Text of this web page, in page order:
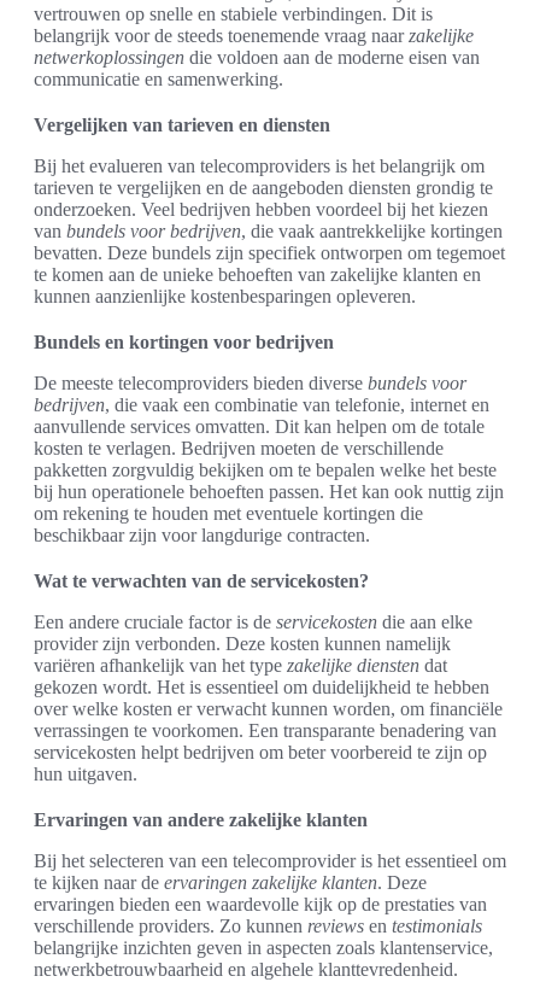
vertrouwen op snelle en stabiele verbindingen. Dit is
belangrijk voor de steeds toenemende vraag naarzakelijke
netwerkoplossingen die voldoen aan de moderne eisen van
communicatie en samenwerking.
Vergelijken van tarieven en diensten
Bij het evalueren van telecomproviders is het belangrijk om
tarieven te vergelijken en de aangeboden diensten grondig te
onderzoeken. Veel bedrijven hebben voordeel bij het kiezen
van bundels voor bedrijven, die vaak aantrekkelijke kortingen
bevatten. Deze bundels zijn specifiek ontworpen om tegemoet
te komen aan de unieke behoeften van zakelijke klanten en
kunnen aanzienlijke kostenbesparingen opleveren.
Bundels en kortingen voor bedrijven
De meeste telecomproviders bieden diverse bundels voor
bedrijven, die vaak een combinatie van telefonie, internet en
aanvullende services omvatten. Dit kan helpen om de totale
kosten te verlagen. Bedrijven moeten de verschillende
pakketten zorgvuldig bekijken om te bepalen welke het beste
bij hun operationele behoeften passen. Het kan ook nuttig zijn
om rekening te houden met eventuele kortingen die
beschikbaar zijn voor langdurige contracten.
Wat te verwachten van de servicekosten?
Een andere cruciale factor is de servicekosten die aan elke
provider zijn verbonden. Deze kosten kunnen namelijk
variëren afhankelijk van het type zakelijke diensten dat
gekozen wordt. Het is essentieel om duidelijkheid te hebben
over welke kosten er verwacht kunnen worden, om financiële
verrassingen te voorkomen. Een transparante benadering van
servicekosten helpt bedrijven om beter voorbereid te zijn op
hun uitgaven.
Ervaringen van andere zakelijke klanten
Bij het selecteren van een telecomprovider is het essentieel om
te kijken naar de ervaringen zakelijke klanten. Deze
ervaringen bieden een waardevolle kijk op de prestaties van
verschillende providers. Zo kunnen reviews en testimonials
belangrijke inzichten geven in aspecten zoals klantenservice,
netwerkbetrouwbaarheid en algehele klanttevredenheid.